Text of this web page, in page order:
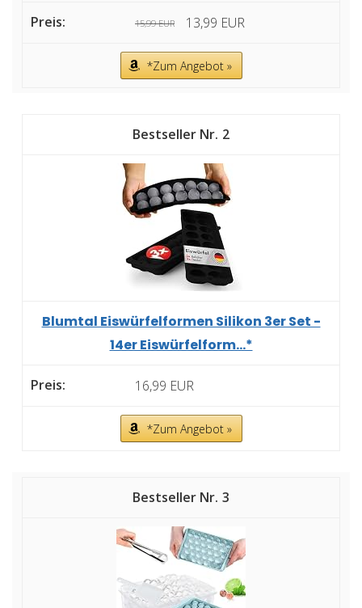
15,99 EUR 13,99 EUR
*Zum Angebot »
2
Blumtal Eiswürfelformen Silikon 3er Set -
14er Eiswürfelform...*
16,99 EUR
*Zum Angebot »
3